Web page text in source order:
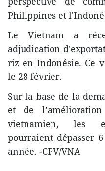
Philippines et
Le Vietnam a
adjudication
riz en Indonésie. Ce
le 28 février.
Sur la base de la
et de
vietnamien, les
pourraient dépasser
année. -CPV/VNA